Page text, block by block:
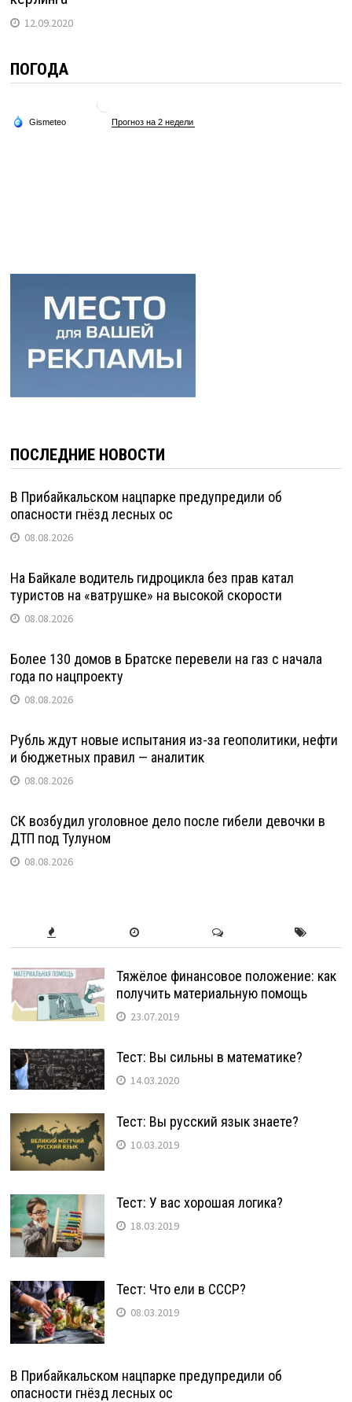
12.09.2020
ПОГОДА
ПОСЛЕДНИЕ НОВОСТИ
В Прибайкальском нацпарке предупредили об
опасности гнёзд лесных ос
08.08.2026
На Байкале водитель гидроцикла без прав катал
туристов на «ватрушке» на высокой скорости
08.08.2026
Более 130 домов в Братске перевели на газ с начала
года по нацпроекту
08.08.2026
Рубль ждут новые испытания из-за геополитики, нефти
и бюджетных правил — аналитик
08.08.2026
СК возбудил уголовное дело после гибели девочки в
ДТП под Тулуном
08.08.2026
Тяжёлое финансовое положение: как
получить материальную помощь
23.07.2019
Тест: Вы сильны в математике?
14.03.2020
Тест: Вы русский язык знаете?
10.03.2019
Тест: У вас хорошая логика?
18.03.2019
Тест: Что ели в СССР?
08.03.2019
В Прибайкальском нацпарке предупредили об
опасности гнёзд лесных ос